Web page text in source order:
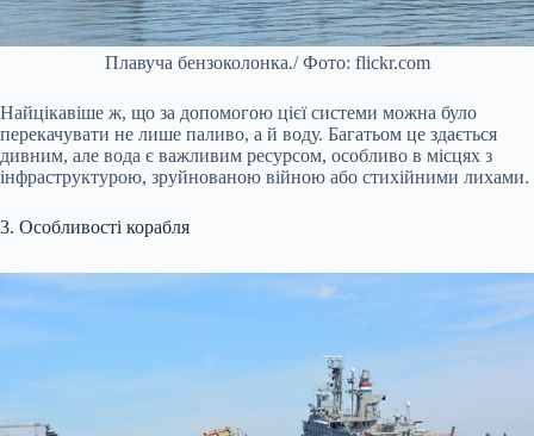
Плавуча бензоколонка./ Фото: flickr.com
Найцікавіше ж, що за допомогою цієї системи можна було
перекачувати не лише паливо, а й воду. Багатьом це здається
дивним, але вода є важливим ресурсом, особливо в місцях з
інфраструктурою, зруйнованою війною або стихійними лихами.
3. Особливості корабля